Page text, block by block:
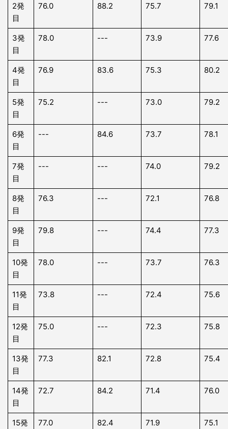
2発
目
76.0 88.2 75.7 79.1
3発
目
78.0 --- 73.9 77.6
4発
目
76.9 83.6 75.3 80.2
5発
目
75.2 --- 73.0 79.2
6発
目
--- 84.6 73.7 78.1
7発
目
--- --- 74.0 79.2
8発
目
76.3 --- 72.1 76.8
9発
目
79.8 --- 74.4 77.3
10発
目
78.0 --- 73.7 76.3
11発
目
73.8 --- 72.4 75.6
12発
目
75.0 --- 72.3 75.8
13発
目
77.3 82.1 72.8 75.4
14発
目
72.7 84.2 71.4 76.0
15発
77.0 82.4 71.9 75.1